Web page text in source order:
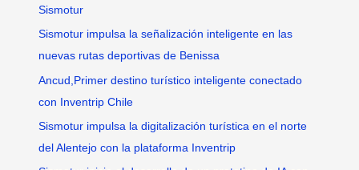
Sismotur
Sismotur impulsa la señalización inteligente en las
nuevas rutas deportivas de Benissa
Ancud,Primer destino turístico inteligente conectado
con Inventrip Chile
Sismotur impulsa la digitalización turística en el norte
del Alentejo con la plataforma Inventrip